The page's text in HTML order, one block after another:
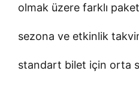
olmak üzere farklı
sezona ve etkinlik
standart bilet için orta